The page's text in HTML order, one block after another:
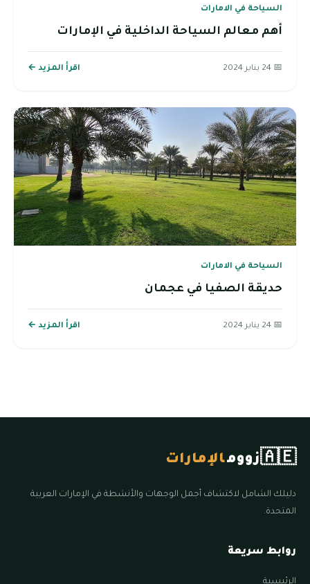
السياحة في الامارات
أهم معالم السياحة الداخلية في الإمارات
📅 24 يناير 2024 اقرأ المزيد ←
السياحة في الامارات
حديقة الصفيا في عجمان
📅 24 يناير 2024 اقرأ المزيد ←
🇦🇪زوومالإمارات
دليلك الشامل لاكتشاف أجمل الوجهات والأنشطة في الإمارات العربية
المتحدة.
روابط سريعة
الرئيسية